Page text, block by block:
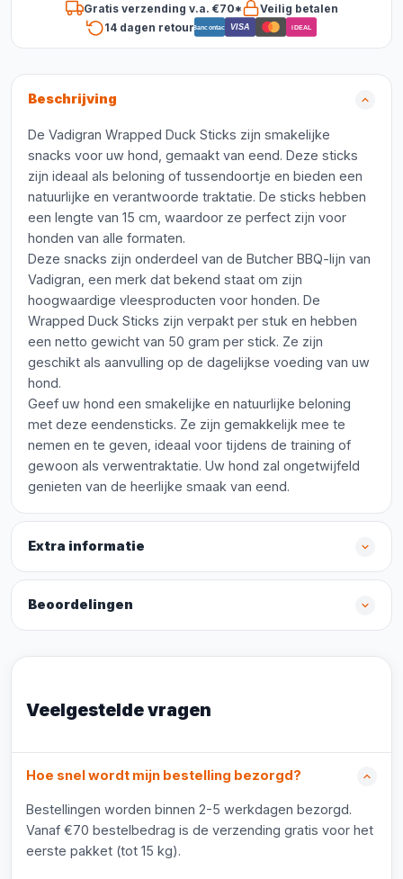
Gratis verzending v.a. €70*
Veilig betalen
14 dagen retourBancontact VISA iDEAL
Beschrijving
De Vadigran Wrapped Duck Sticks zijn smakelijke
snacks voor uw hond, gemaakt van eend. Deze sticks
zijn ideaal als beloning of tussendoortje en bieden een
natuurlijke en verantwoorde traktatie. De sticks hebben
een lengte van 15 cm, waardoor ze perfect zijn voor
honden van alle formaten.
Deze snacks zijn onderdeel van de Butcher BBQ-lijn van
Vadigran, een merk dat bekend staat om zijn
hoogwaardige vleesproducten voor honden. De
Wrapped Duck Sticks zijn verpakt per stuk en hebben
een netto gewicht van 50 gram per stick. Ze zijn
geschikt als aanvulling op de dagelijkse voeding van uw
hond.
Geef uw hond een smakelijke en natuurlijke beloning
met deze eendensticks. Ze zijn gemakkelijk mee te
nemen en te geven, ideaal voor tijdens de training of
gewoon als verwentraktatie. Uw hond zal ongetwijfeld
genieten van de heerlijke smaak van eend.
Extra informatie
Beoordelingen
Veelgestelde vragen
Hoe snel wordt mijn bestelling bezorgd?
Bestellingen worden binnen 2-5 werkdagen bezorgd.
Vanaf €70 bestelbedrag is de verzending gratis voor het
eerste pakket (tot 15 kg).